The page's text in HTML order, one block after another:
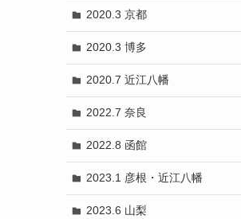
2020.3 京都
2020.3 博多
2020.7 近江八幡
2022.7 奈良
2022.8 函館
2023.1 彦根・近江八幡
2023.6 山梨